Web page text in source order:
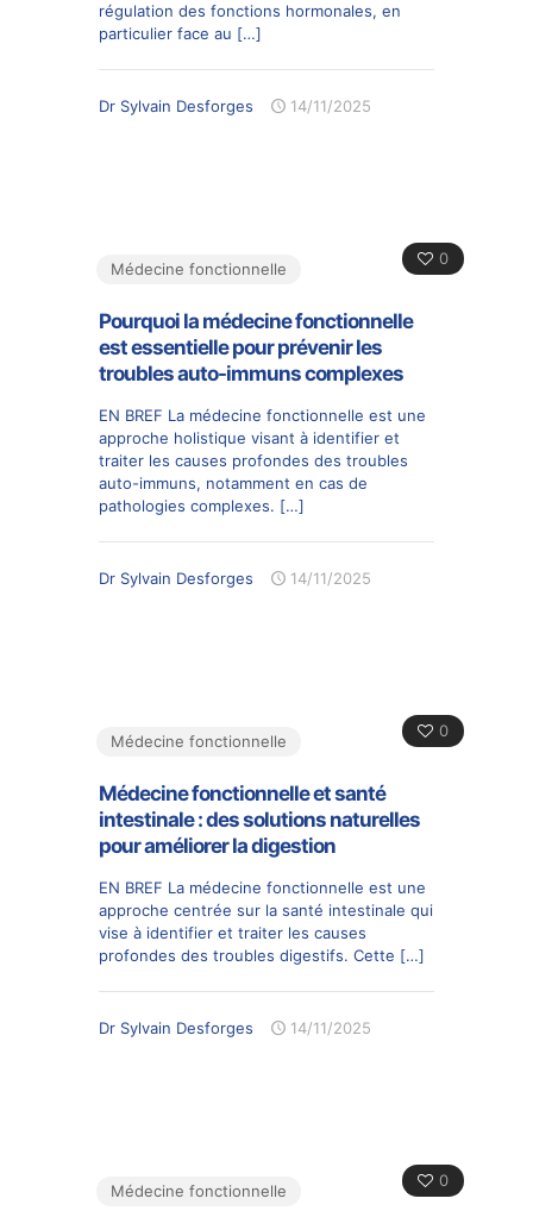
régulation des fonctions hormonales, en
particulier face au […]
Dr Sylvain Desforges 14/11/2025
0
Médecine fonctionnelle
Pourquoi la médecine fonctionnelle
est essentielle pour prévenir les
troubles auto-immuns complexes
EN BREF La médecine fonctionnelle est une
approche holistique visant à identifier et
traiter les causes profondes des troubles
auto-immuns, notamment en cas de
pathologies complexes. […]
Dr Sylvain Desforges 14/11/2025
0
Médecine fonctionnelle
Médecine fonctionnelle et santé
intestinale : des solutions naturelles
pour améliorer la digestion
EN BREF La médecine fonctionnelle est une
approche centrée sur la santé intestinale qui
vise à identifier et traiter les causes
profondes des troubles digestifs. Cette […]
Dr Sylvain Desforges 14/11/2025
0
Médecine fonctionnelle